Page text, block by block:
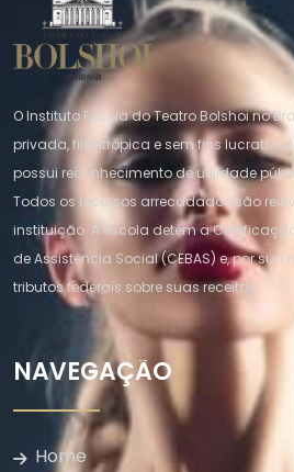
O Instituto Escola do Teatro Bolshoi no
privada, filantrópica e sem fins lucrativos
possui reconhecimento de utilidade
Todos os recursos arrecadados são
instituição. A escola detém a
de Assistência Social (CEBAS) e, por sua
tributos federais sobre suas receitas.
NAVEGAÇÃO
Home